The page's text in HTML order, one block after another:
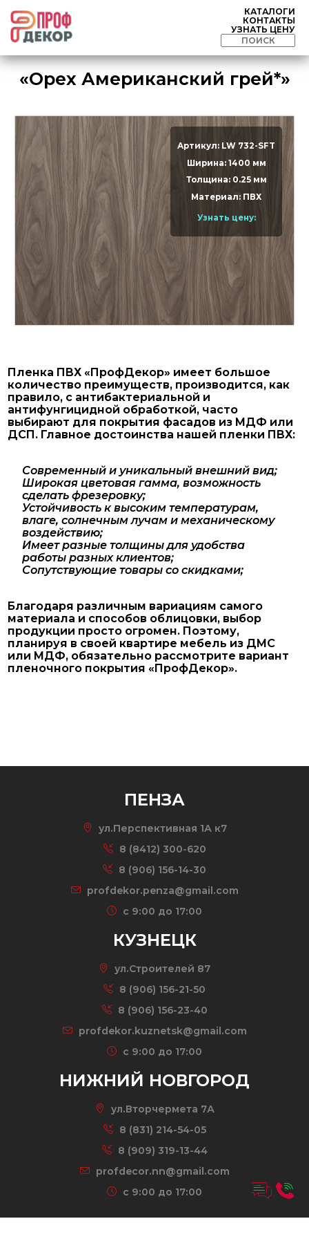
КАТАЛОГИ
КОНТАКТЫ
УЗНАТЬ ЦЕНУ
«Орех Американский грей*»
Артикул: LW 732-SFT
Ширина: 1400 мм
Толщина: 0.25 мм
Материал: ПВХ
Узнать цену:
Пленка ПВХ «ПрофДекор» имеет большое
количество преимуществ, производится, как
правило, с антибактериальной и
антифунгицидной обработкой, часто
выбирают для покрытия фасадов из МДФ или
ДСП. Главное достоинства нашей пленки ПВХ:
Современный и уникальный внешний вид;
Широкая цветовая гамма, возможность
сделать фрезеровку;
Устойчивость к высоким температурам,
влаге, солнечным лучам и механическому
воздействию;
Имеет разные толщины для удобства
работы разных клиентов;
Сопутствующие товары со скидками;
Благодаря различным вариациям самого
материала и способов облицовки, выбор
продукции просто огромен. Поэтому,
планируя в своей квартире мебель из ДМС
или МДФ, обязательно рассмотрите вариант
пленочного покрытия «ПрофДекор».
ПЕНЗА
ул.Перспективная 1А к7
8 (8412) 300-620
8 (906) 156-14-30
profdekor.penza@gmail.com
c 9:00 до 17:00
КУЗНЕЦК
ул.Строителей 87
8 (906) 156-21-50
8 (906) 156-23-40
profdekor.kuznetsk@gmail.com
c 9:00 до 17:00
НИЖНИЙ НОВГОРОД
ул.Вторчермета 7А
8 (831) 214-54-05
8 (909) 319-13-44
profdecor.nn@gmail.com
c 9:00 до 17:00